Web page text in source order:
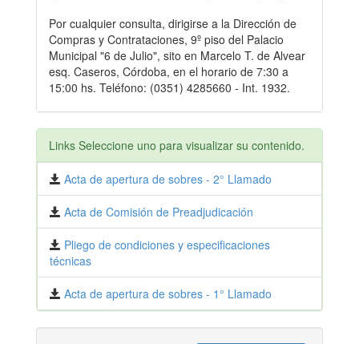
Por cualquier consulta, dirigirse a la Dirección de
Compras y Contrataciones, 9º piso del Palacio
Municipal "6 de Julio", sito en Marcelo T. de Alvear
esq. Caseros, Córdoba, en el horario de 7:30 a
15:00 hs. Teléfono: (0351) 4285660 - Int. 1932.
Links Seleccione uno para visualizar su contenido.
Acta de apertura de sobres - 2° Llamado
Acta de Comisión de Preadjudicación
Pliego de condiciones y especificaciones
técnicas
Acta de apertura de sobres - 1° Llamado